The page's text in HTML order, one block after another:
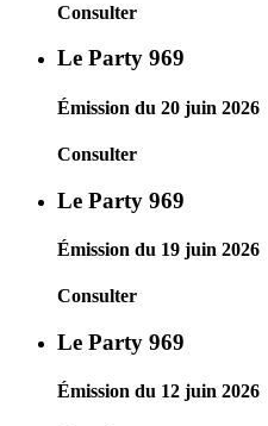
Consulter
Le Party 969
Émission du 20 juin 2026
Consulter
Le Party 969
Émission du 19 juin 2026
Consulter
Le Party 969
Émission du 12 juin 2026